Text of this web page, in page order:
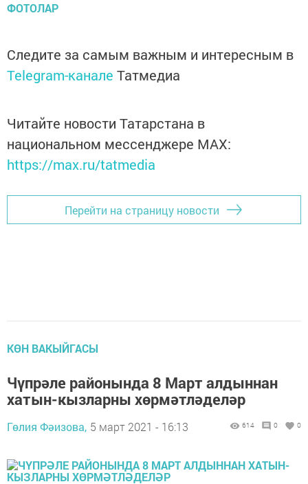
ФОТОЛАР
Следите за самым важным и интересным в
Telegram-канале Татмедиа
Читайте новости Татарстана в
национальном мессенджере MАХ:
https://max.ru/tatmedia
Перейти на страницу новости
КӨН ВАКЫЙГАСЫ
Чүпрәле районында 8 Март алдыннан
хатын-кызларны хөрмәтләделәр
Гөлия Фәизова, 5 март 2021 - 16:13 614 0 0